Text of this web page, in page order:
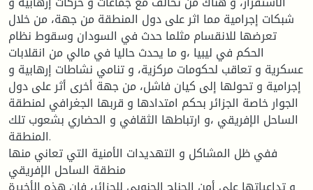
شبكات إجرامية مما اثر على دول المنطقة من جهة، من خلال
تعرضها للانقسام مثلما حدث في السودان وسقوط نظام
الحكم في ليبيا ،و ما يحدث حاليا في مالي من انقلابات
عسكرية و تعاقب لحكومات مركزية، و تنامي نشاطات إرهابية و
إجرامية و تحولها إلى كيان فاشل، من جهة أخرى أثر على دول
الجوار خاصة الجزائر بحكم امتدادها و قربها الجغرافي لمنطقة
الساحل الإفريقي ،و ارتباطها الثقافي و الحضاري بشعوب تلك
المنطقة.
ففي ظل المشاكل و التهديدات الأمنية التي تعاني منها
منطقة الساحل الإفريقي